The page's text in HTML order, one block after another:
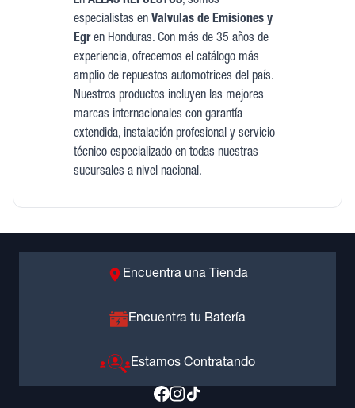
especialistas en Valvulas de Emisiones y
Egren Honduras. Con más de 35 años de
experiencia, ofrecemos el catálogo más
amplio de repuestos automotrices del país.
Nuestros productos incluyen las mejores
marcas internacionales con garantía
extendida, instalación profesional y servicio
técnico especializado en todas nuestras
sucursales a nivel nacional.
Encuentra una Tienda
Encuentra tu Batería
Estamos Contratando